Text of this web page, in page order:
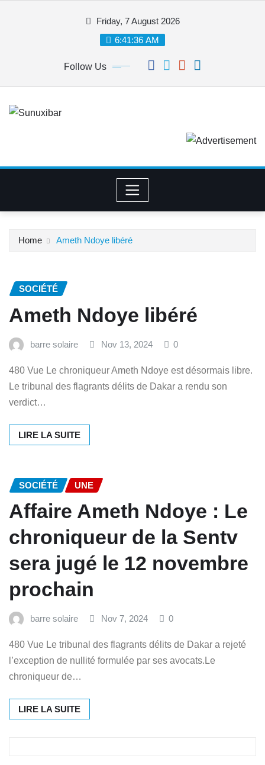
Friday, 7 August 2026
6:41:37 AM
Follow Us
Home Ameth Ndoye libéré
SOCIÉTÉ
Ameth Ndoye libéré
barre solaire Nov 13, 2024 0
480 Vue Le chroniqueur Ameth Ndoye est désormais libre.
Le tribunal des flagrants délits de Dakar a rendu son
verdict…
LIRE LA SUITE
SOCIÉTÉ UNE
Affaire Ameth Ndoye : Le
chroniqueur de la Sentv
sera jugé le 12 novembre
prochain
barre solaire Nov 7, 2024 0
480 Vue Le tribunal des flagrants délits de Dakar a rejeté
l’exception de nullité formulée par ses avocats.Le
chroniqueur de…
LIRE LA SUITE